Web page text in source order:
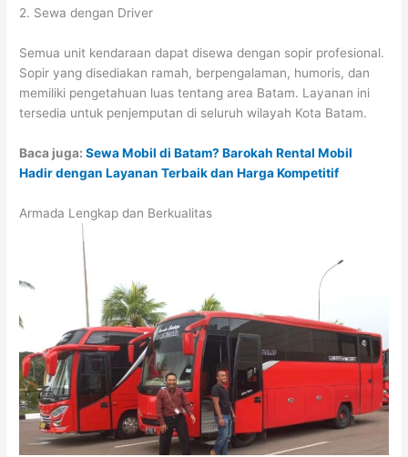
2. Sewa dengan Driver
Semua unit kendaraan dapat disewa dengan sopir profesional.
Sopir yang disediakan ramah, berpengalaman, humoris, dan
memiliki pengetahuan luas tentang area Batam. Layanan ini
tersedia untuk penjemputan di seluruh wilayah Kota Batam.
Baca juga:Sewa Mobil di Batam? Barokah Rental Mobil
Hadir dengan Layanan Terbaik dan Harga Kompetitif
Armada Lengkap dan Berkualitas